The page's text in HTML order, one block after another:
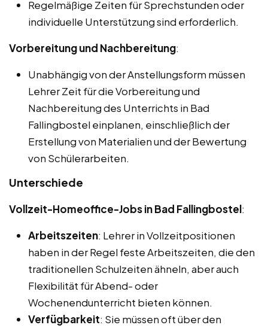
Regelmäßige Zeiten für Sprechstunden oder
individuelle Unterstützung sind erforderlich.
Vorbereitung und Nachbereitung:
Unabhängig von der Anstellungsform müssen
Lehrer Zeit für die Vorbereitung und
Nachbereitung des Unterrichts in Bad
Fallingbostel einplanen, einschließlich der
Erstellung von Materialien und der Bewertung
von Schülerarbeiten.
Unterschiede
Vollzeit-Homeoffice-Jobs in Bad Fallingbostel:
Arbeitszeiten: Lehrer in Vollzeitpositionen
haben in der Regel feste Arbeitszeiten, die den
traditionellen Schulzeiten ähneln, aber auch
Flexibilität für Abend- oder
Wochenendunterricht bieten können.
Verfügbarkeit: Sie müssen oft über den